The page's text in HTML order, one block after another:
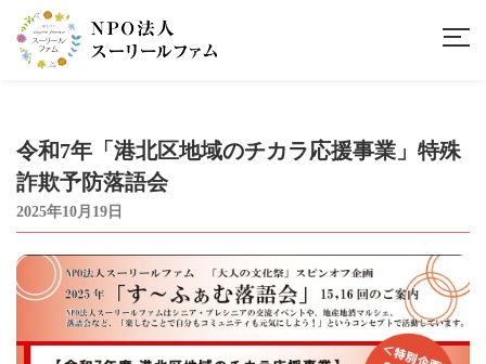
令和7年「港北区地域のチカラ応援事業」特殊
詐欺予防落語会
2025年10月19日